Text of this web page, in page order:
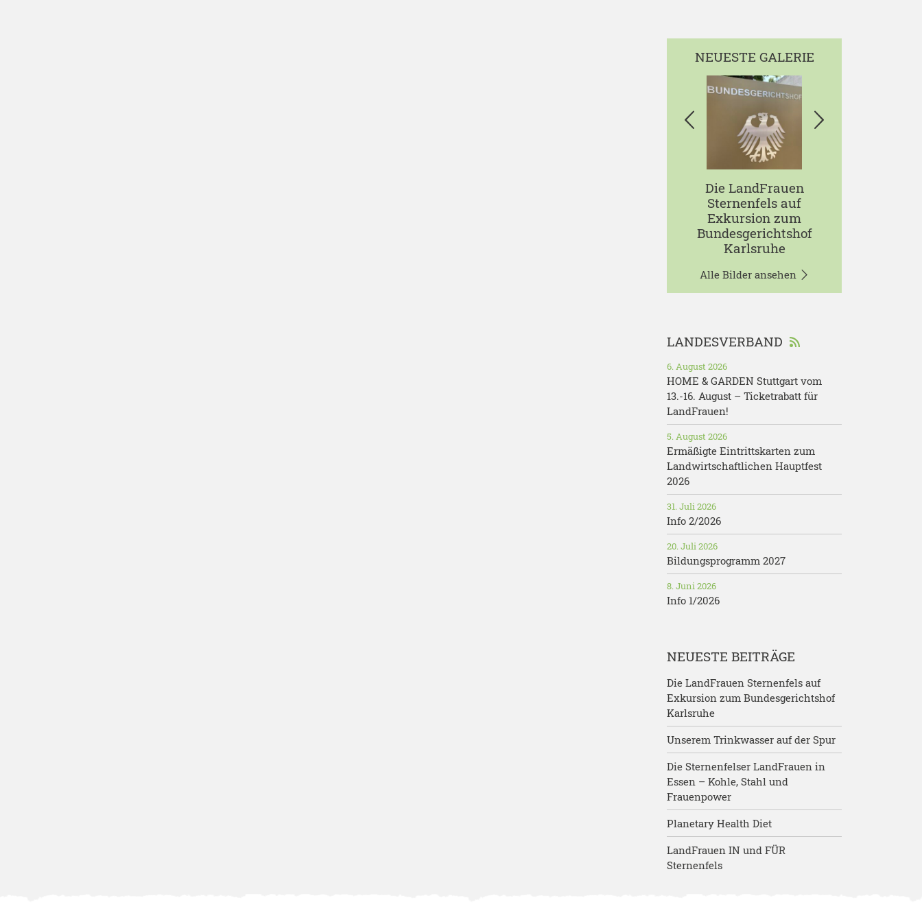
NEUESTE GALERIE
Die LandFrauen
Sternenfels auf
Exkursion zum
Bundesgerichtshof
Karlsruhe
Alle Bilder ansehen
LANDESVERBAND
HOME & GARDEN Stuttgart vom
13.-16. August – Ticketrabatt für
LandFrauen!
6. August 2026
Ermäßigte Eintrittskarten zum
Landwirtschaftlichen Hauptfest
2026
5. August 2026
Info 2/2026
31. Juli 2026
Bildungsprogramm 2027
20. Juli 2026
Info 1/2026
8. Juni 2026
NEUESTE BEITRÄGE
Die LandFrauen Sternenfels auf
Exkursion zum Bundesgerichtshof
Karlsruhe
Unserem Trinkwasser auf der Spur
Die Sternenfelser LandFrauen in
Essen – Kohle, Stahl und
Frauenpower
Planetary Health Diet
LandFrauen IN und FÜR
Sternenfels